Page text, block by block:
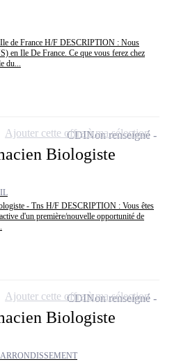
de France H/F DESCRIPTION : Nous
en Ile De France. Ce que vous ferez chez
du...
Biologiste
- Tns H/F DESCRIPTION : Vous êtes
d'un première/nouvelle opportunité de
CDINon renseigné
Ajouter cette offre à ma sélection
Biologiste
CDINon renseigné
Ajouter cette offre à ma sélection